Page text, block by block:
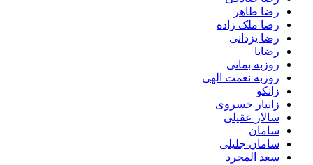
رضا طاهر
رضا ملک زاده
رضا یزدانی
رضایا
روزبه بمانى
روزبه نعمت الهی
زانکو
زانیار خسروی
سالار عقیلی
سامان
سامان جلیلی
سعد المجرد